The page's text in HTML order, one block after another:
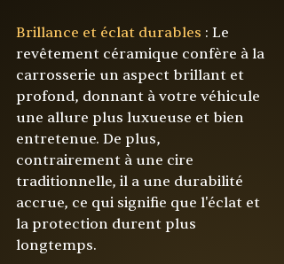
Brillance et éclat durables : Le
revêtement céramique confère à la
carrosserie un aspect brillant et
profond, donnant à votre véhicule
une allure plus luxueuse et bien
entretenue. De plus,
contrairement à une cire
traditionnelle, il a une durabilité
accrue, ce qui signifie que l'éclat et
la protection durent plus
longtemps.